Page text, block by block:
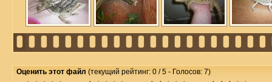
Оценить этот файл (текущий рейтинг: 0 / 5 - Голосов: 7)